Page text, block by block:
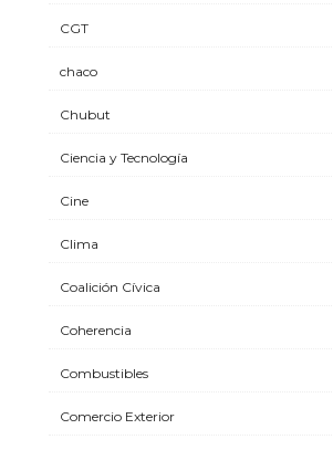
CGT
chaco
Chubut
Ciencia y Tecnología
Cine
Clima
Coalición Cívica
Coherencia
Combustibles
Comercio Exterior